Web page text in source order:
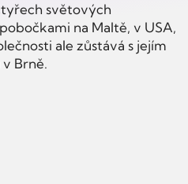
světových
na Maltě, v USA,
ale zůstává s jejím
Brně.